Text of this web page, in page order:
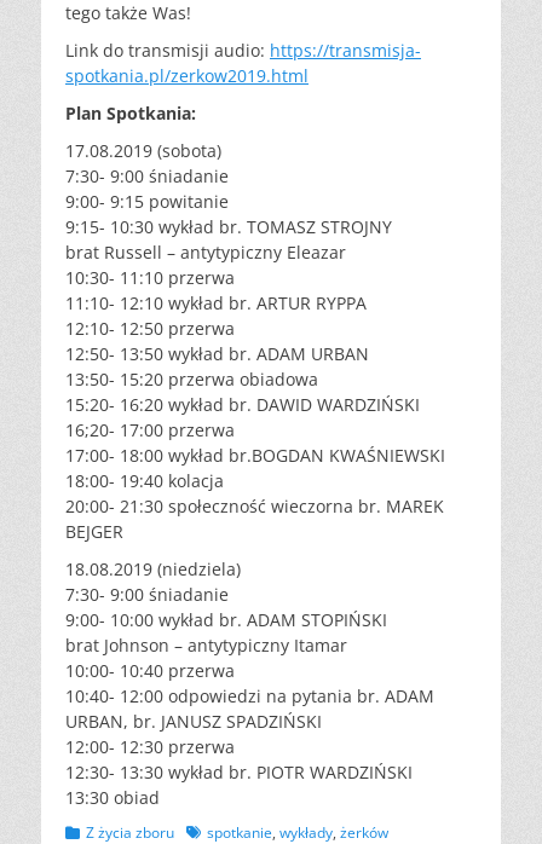
tego także Was!
Link do transmisji audio: https://transmisja-
spotkania.pl/zerkow2019.html
Plan Spotkania:
17.08.2019 (sobota)
7:30- 9:00 śniadanie
9:00- 9:15 powitanie
9:15- 10:30 wykład br. TOMASZ STROJNY
brat Russell – antytypiczny Eleazar
10:30- 11:10 przerwa
11:10- 12:10 wykład br. ARTUR RYPPA
12:10- 12:50 przerwa
12:50- 13:50 wykład br. ADAM URBAN
13:50- 15:20 przerwa obiadowa
15:20- 16:20 wykład br. DAWID WARDZIŃSKI
16;20- 17:00 przerwa
17:00- 18:00 wykład br.BOGDAN KWAŚNIEWSKI
18:00- 19:40 kolacja
20:00- 21:30 społeczność wieczorna br. MAREK
BEJGER
18.08.2019 (niedziela)
7:30- 9:00 śniadanie
9:00- 10:00 wykład br. ADAM STOPIŃSKI
brat Johnson – antytypiczny Itamar
10:00- 10:40 przerwa
10:40- 12:00 odpowiedzi na pytania br. ADAM
URBAN, br. JANUSZ SPADZIŃSKI
12:00- 12:30 przerwa
12:30- 13:30 wykład br. PIOTR WARDZIŃSKI
13:30 obiad
Kategorii
Z życia zboru Tagówspotkanie, wykłady, żerków